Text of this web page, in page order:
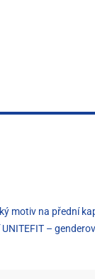
na přední
–